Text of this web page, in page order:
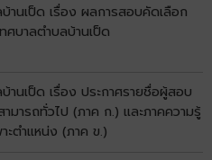
านเป็ด เรื่อง ผลการสอบคัดเลือก
บาลตำบลบ้านเป็ด
านเป็ด เรื่อง ประกาศรายชื่อผู้สอบ
มารถทั่วไป (ภาค ก.) และภาคความรู้
ะตำแหน่ง (ภาค ข.)